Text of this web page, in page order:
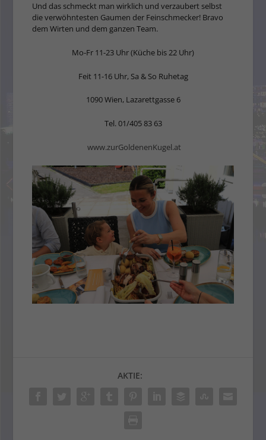
Und das schmeckt man wirklich und verzaubert selbst
die verwöhntesten Gaumen der Feinschmecker! Bravo
dem Wirten und dem ganzen Team.
Mo-Fr 11-23 Uhr (Küche bis 22 Uhr)
Feit 11-16 Uhr, Sa & So Ruhetag
1090 Wien, Lazarettgasse 6
Tel. 01/405 83 63
www.zurGoldenenKugel.at
AKTIE: